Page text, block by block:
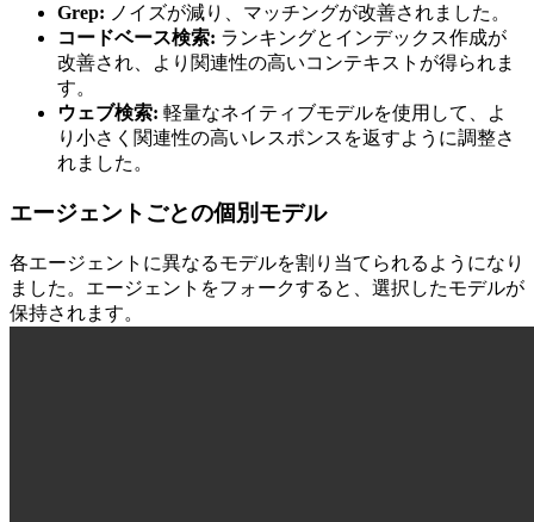
Grep: ノイズが減り、マッチングが改善されました。
コードベース検索: ランキングとインデックス作成が
改善され、より関連性の高いコンテキストが得られま
す。
ウェブ検索: 軽量なネイティブモデルを使用して、よ
り小さく関連性の高いレスポンスを返すように調整さ
れました。
エージェントごとの個別モデル
各エージェントに異なるモデルを割り当てられるようになり
ました。エージェントをフォークすると、選択したモデルが
保持されます。